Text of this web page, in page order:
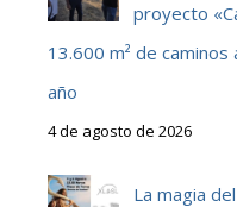
proyecto
13.600 m² de
año
4 de agosto de 2026
La magia